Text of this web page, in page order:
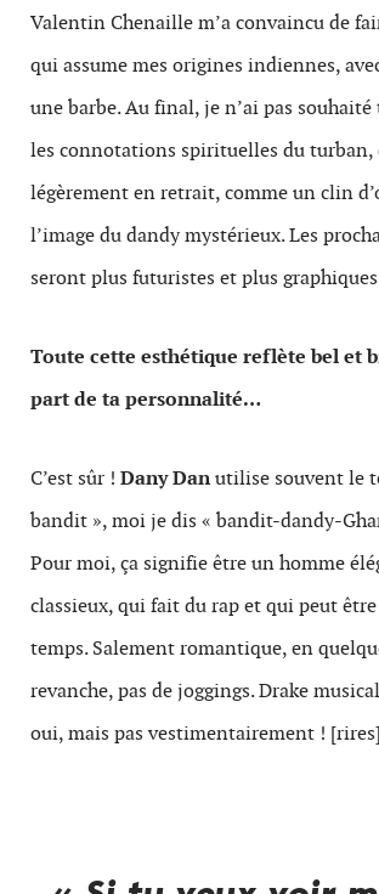
Valentin Chenaille m’a convaincu de
qui assume mes origines indiennes,
une barbe. Au final, je n’ai pas
les connotations spirituelles du turban,
légèrement en retrait, comme un clin
l’image du dandy mystérieux. Les
seront plus futuristes et plus
Toute cette esthétique reflète bel et
part de ta personnalité…
C’est sûr ! Dany Danutilise souvent le
bandit », moi je dis « bandit-dandy-
Pour moi, ça signifie être un homme
classieux, qui fait du rap et qui peut
temps. Salement romantique, en
revanche, pas de joggings. Drake
oui, mais pas vestimentairement ! [rires]